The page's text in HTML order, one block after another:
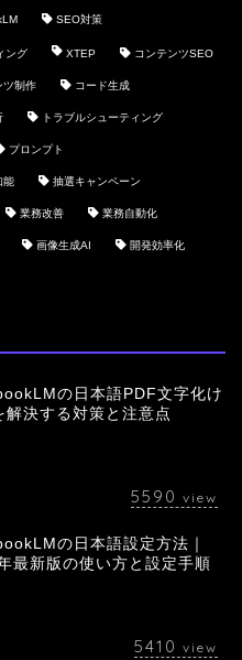
SEO対策
ング XTEP コンテンツSEO
ツ制作 コード生成
トラブルシューティング
プロンプト
能 抽選キャンペーン
業務改善 業務自動化
画像生成AI 開発効率化
の日本語PDF文字化け
解決する対策と注意点
5590 view
の日本語設定方法｜
最新版の使い方と設定手順
5410 view
会社概要